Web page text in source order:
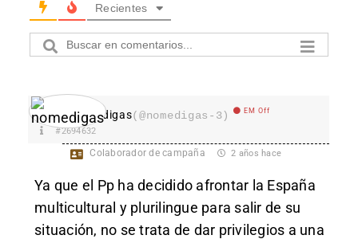
Recientes
nomedigas(@nomedigas-3) EM Off
#2694632
Colaborador de campaña 2 años hace
Ya que el Pp ha decidido afrontar la España
multicultural y plurilingue para salir de su
situación, no se trata de dar privilegios a una